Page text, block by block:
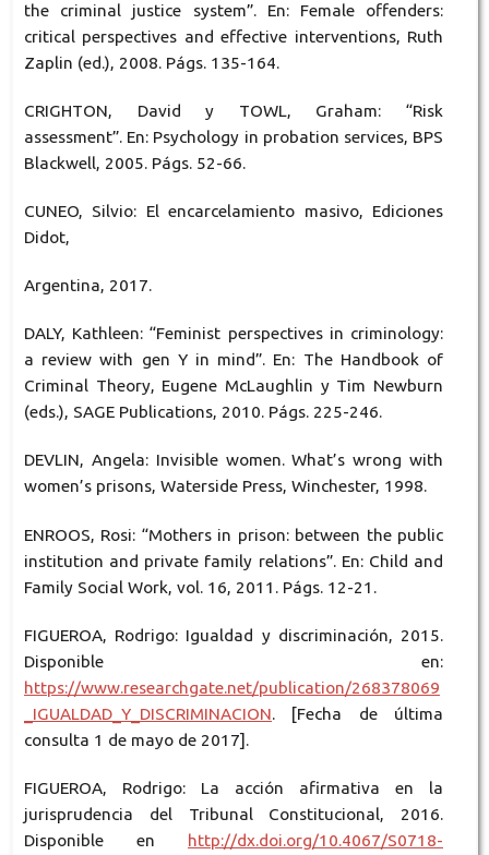
the criminal justice system”. En: Female offenders:
critical perspectives and effective interventions, Ruth
Zaplin (ed.), 2008. Págs. 135-164.
CRIGHTON, David y TOWL, Graham: “Risk
assessment”. En: Psychology in probation services, BPS
Blackwell, 2005. Págs. 52-66.
CUNEO, Silvio: El encarcelamiento masivo, Ediciones
Didot,
Argentina, 2017.
DALY, Kathleen: “Feminist perspectives in criminology:
a review with gen Y in mind”. En: The Handbook of
Criminal Theory, Eugene McLaughlin y Tim Newburn
(eds.), SAGE Publications, 2010. Págs. 225-246.
DEVLIN, Angela: Invisible women. What’s wrong with
women’s prisons, Waterside Press, Winchester, 1998.
ENROOS, Rosi: “Mothers in prison: between the public
institution and private family relations”. En: Child and
Family Social Work, vol. 16, 2011. Págs. 12-21.
FIGUEROA, Rodrigo: Igualdad y discriminación, 2015.
Disponible en:
https://www.researchgate.net/publication/268378069
_IGUALDAD_Y_DISCRIMINACION. [Fecha de última
consulta 1 de mayo de 2017].
FIGUEROA, Rodrigo: La acción afirmativa en la
jurisprudencia del Tribunal Constitucional, 2016.
Disponible en http://dx.doi.org/10.4067/S0718-